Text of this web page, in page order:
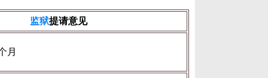
监狱提请意见
月